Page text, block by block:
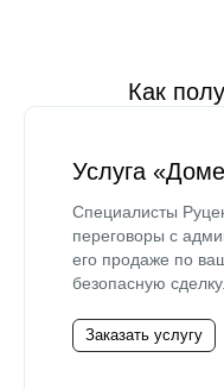
Как
Услуга
Специалисты
переговоры с
его продаже по
безопасную сделку.
Заказать услугу